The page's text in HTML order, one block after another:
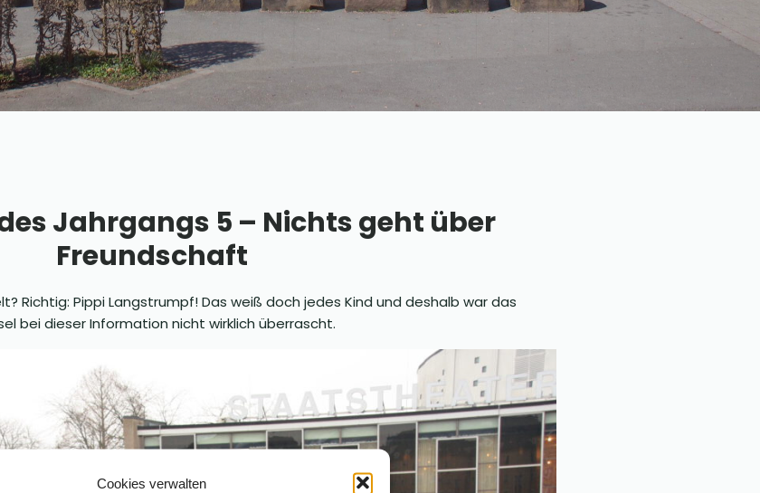
Cookies verwalten
Jahrgangs 5 – Nichts geht über
Freundschaft
Richtig: Pippi Langstrumpf! Das weiß doch jedes Kind und deshalb war das
bei dieser Information nicht wirklich überrascht.